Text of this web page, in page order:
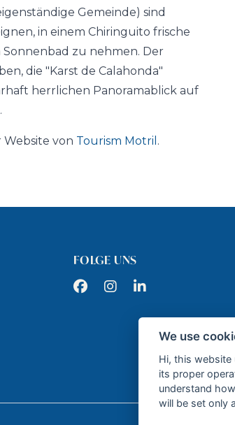
Gemeinde) sind
in einem Chiringuito frische
Sonnenbad zu nehmen. Der
die "Karst de Calahonda"
herrlichen Panoramablick auf
von Tourism Motril .
FOLGE UNS
FacebookInstagramLinkedIn
We use
Hi, this website
its proper
understand
will be set only